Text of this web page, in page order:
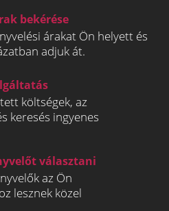
bekérése
árakat Ön helyett és
adjuk át.
költségek, az
keresés ingyenes
választani
az Ön
lesznek közel